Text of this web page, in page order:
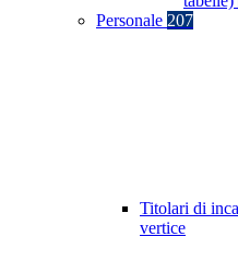
Personale 207
Titolari di
vertice